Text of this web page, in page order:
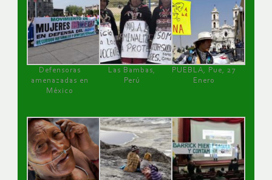
Defensoras
amenazadas en
México
Las Bambas,
Perú
PUEBLA, Pue, 27
Enero